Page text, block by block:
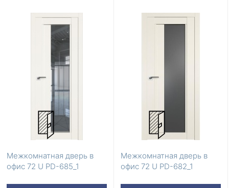
Межкомнатная дверь в
офис 72 U PD-685_1
Межкомнатная дверь в
офис 72 U PD-682_1